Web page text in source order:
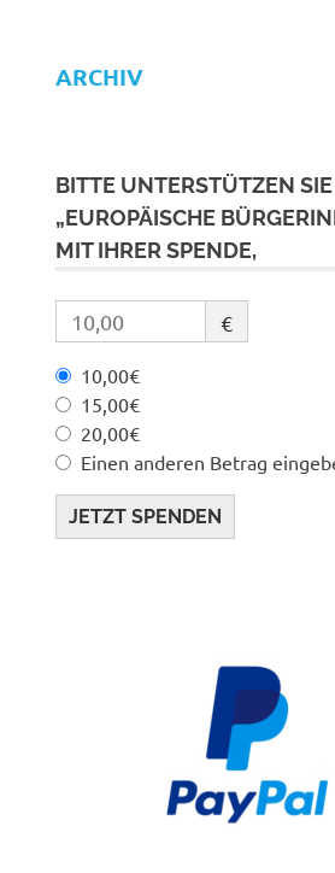
ARCHIV
BITTE UNTERSTÜTZEN
„EUROPÄISCHE
MIT IHRER SPENDE,
€
10,00€
15,00€
20,00€
Einen anderen Betrag
JETZT SPENDEN